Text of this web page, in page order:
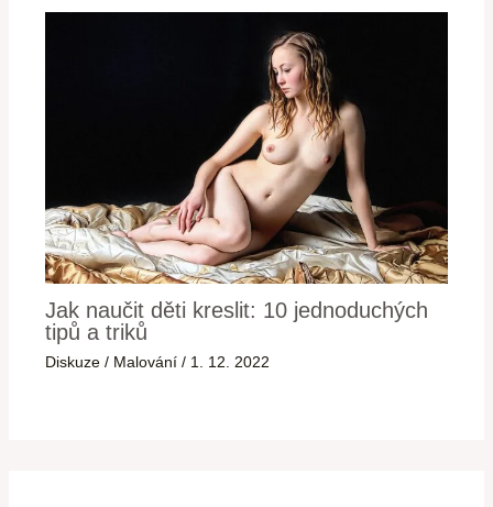
Jak naučit děti kreslit: 10 jednoduchých
tipů a triků
Diskuze / Malování / 1. 12. 2022